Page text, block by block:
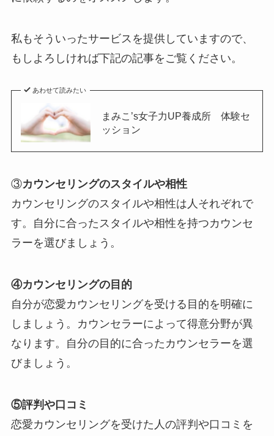
私もそういったサービスを提供していますので、
もしよろしければ下記の記事をご覧ください。
あわせて読みたい
まみこ’s女子力UP養成所 体験セ
ッション
③カウンセリングのスタイルや相性
カウンセリングのスタイルや相性は人それぞれで
す。自分に合ったスタイルや相性を持つカウンセ
ラーを選びましょう。
④カウンセリングの目的
自分が恋愛カウンセリングを受ける目的を明確に
しましょう。カウンセラーによって得意分野が異
なります。自分の目的に合ったカウンセラーを選
びましょう。
⑤評判や口コミ
恋愛カウンセリングを受けた人の評判や口コミを